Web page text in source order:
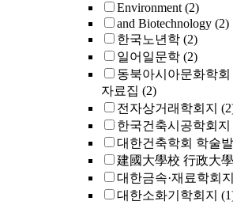
Environment (2)
and Biotechnology (2)
한국노년학 (2)
일어일문학 (2)
동북아시아문화학
자료집 (2)
전자상거래학회지
한국건축시공학회지
대한건축학회 학술
建國大學校 行政大
대한금속·재료학회지
대한소화기학회지